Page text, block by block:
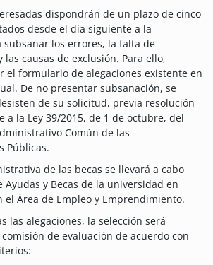
dispondrán de un plazo de cinco
desde el día siguiente a la
los errores, la falta de
causas de exclusión. Para ello,
el formulario de alegaciones existente en
De no presentar subsanación, se
de su solicitud, previa resolución
a la Ley 39/2015, de 1 de octubre, del
Común de las
Públicas.
de las becas se llevará a cabo
Ayudas y Becas de la universidad en
el Área de Empleo y Emprendimiento.
las alegaciones, la selección será
de evaluación de acuerdo con